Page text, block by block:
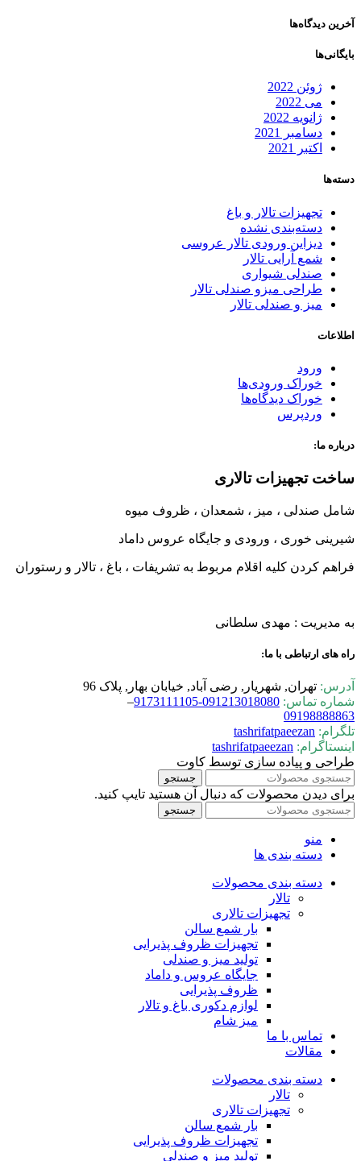
آخرین دیدگاه‌ها
بایگانی‌ها
ژوئن 2022
می 2022
ژانویه 2022
دسامبر 2021
اکتبر 2021
دسته‌ها
تجهیزات تالار و باغ
دسته‌بندی نشده
دیزاین ورودی تالار عروسی
شمع آرایی تالار
صندلی شیواری
طراحی میزو صندلی تالار
میز و صندلی تالار
اطلاعات
ورود
خوراک ورودی‌ها
خوراک دیدگاه‌ها
وردپرس
درباره ما:
ساخت تجهیزات تالاری
شامل صندلی ، میز ، شمعدان ، ظروف میوه
شیرینی خوری ، ورودی و جایگاه عروس داماد
فراهم کردن کلیه اقلام مربوط به تشریفات ، باغ ، تالار و رستوران
به مدیریت : مهدی سلطانی
راه های ارتباطی با ما:
آدرس: تهران, شهریار, رضی آباد, خیابان بهار, پلاک 96
شماره تماس:
091213018080-9173111105
–
09198888863
تلگرام: tashrifatpaeezan
اینستاگرام: tashrifatpaeezan
طراحی و پیاده سازی توسط کاوت
جستجو
برای دیدن محصولات که دنبال آن هستید تایپ کنید.
جستجو
منو
دسته بندی ها
دسته بندی محصولات
تالار
تجهیزات تالاری
بار شمع سالن
تجهیزات ظروف پذیرایی
تولید میز و صندلی
جایگاه عروس و داماد
ظروف پذیرایی
لوازم دکوری باغ و تالار
میز شام
تماس با ما
مقالات
دسته بندی محصولات
تالار
تجهیزات تالاری
بار شمع سالن
تجهیزات ظروف پذیرایی
تولید میز و صندلی